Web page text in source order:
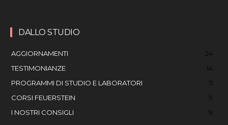
DALLO STUDIO
AGGIORNAMENTI
24
TESTIMONIANZE
14
PROGRAMMI DI STUDIO E LABORATORI
11
CORSI FEUERSTEIN
9
I NOSTRI CONSIGLI
9